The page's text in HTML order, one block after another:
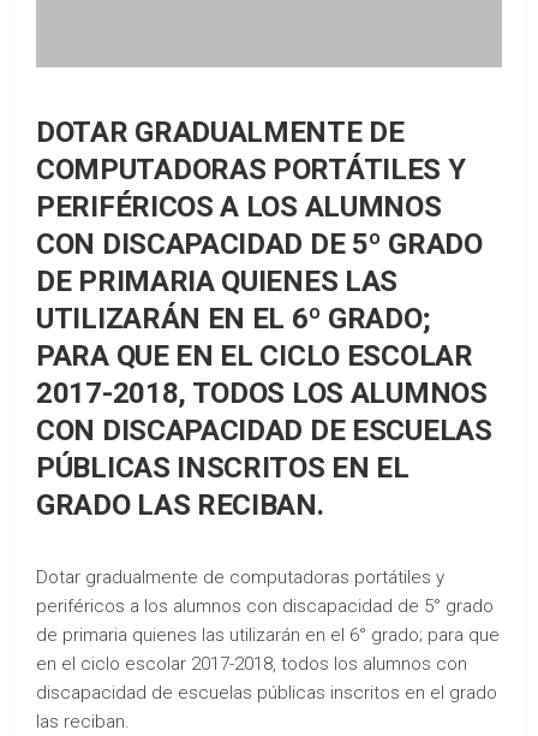
DOTAR GRADUALMENTE DE
COMPUTADORAS PORTÁTILES Y
PERIFÉRICOS A LOS ALUMNOS
CON DISCAPACIDAD DE 5º GRADO
DE PRIMARIA QUIENES LAS
UTILIZARÁN EN EL 6º GRADO;
PARA QUE EN EL CICLO ESCOLAR
2017-2018, TODOS LOS ALUMNOS
CON DISCAPACIDAD DE ESCUELAS
PÚBLICAS INSCRITOS EN EL
GRADO LAS RECIBAN.
Dotar gradualmente de computadoras portátiles y
periféricos a los alumnos con discapacidad de 5° grado
de primaria quienes las utilizarán en el 6° grado; para que
en el ciclo escolar 2017-2018, todos los alumnos con
discapacidad de escuelas públicas inscritos en el grado
las reciban.